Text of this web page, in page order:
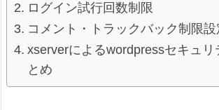
ログイン試行回数制限
コメント・トラックバック制限設
xserverによるwordpressセキュリ
とめ